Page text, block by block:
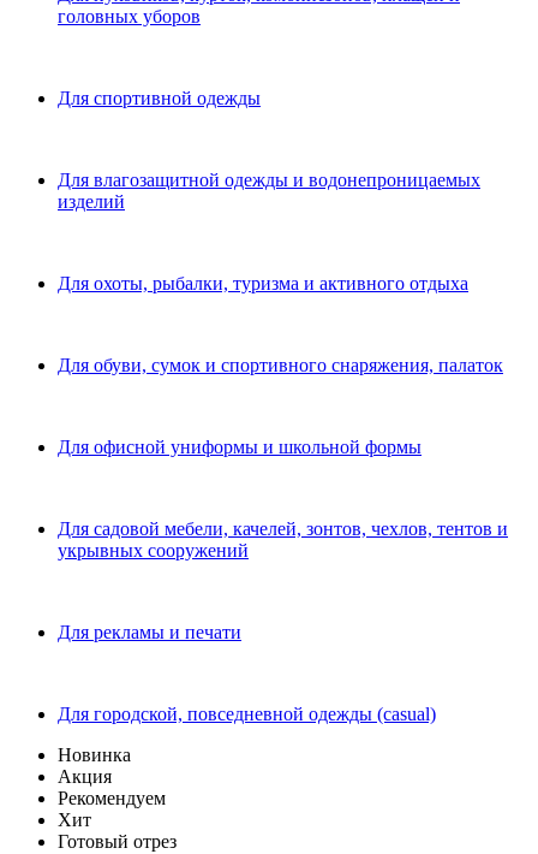
головных уборов
Для спортивной одежды
Для влагозащитной одежды и водонепроницаемых
изделий
Для охоты, рыбалки, туризма и активного отдыха
Для обуви, сумок и спортивного снаряжения, палаток
Для офисной униформы и школьной формы
Для садовой мебели, качелей, зонтов, чехлов, тентов и
укрывных сооружений
Для рекламы и печати
Для городской, повседневной одежды (casual)
Новинка
Акция
Рекомендуем
Хит
Готовый отрез